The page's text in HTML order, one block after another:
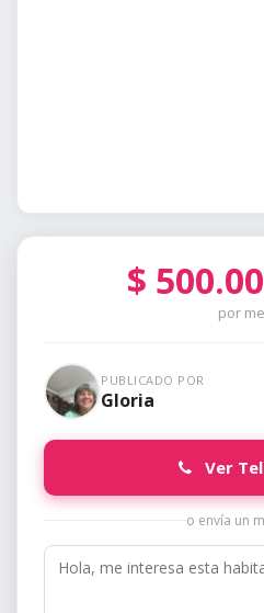
$
por
PUBLICADO POR
Gloria
Ver
o envía un